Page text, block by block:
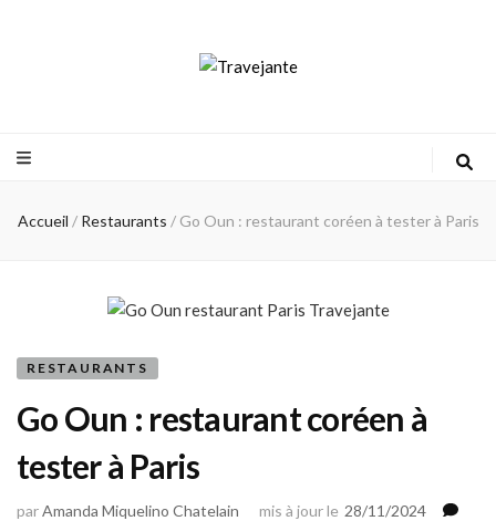
Travejante
Accueil / Restaurants / Go Oun : restaurant coréen à tester à Paris
RESTAURANTS
Go Oun : restaurant coréen à
tester à Paris
parAmanda Miquelino Chatelain mis à jour le 28/11/2024